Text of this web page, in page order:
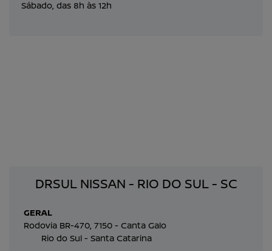
Sábado, das 8h às 12h
DRSUL NISSAN - RIO DO SUL - SC
GERAL
Rodovia BR-470, 7150 - Canta Galo
Rio do Sul - Santa Catarina